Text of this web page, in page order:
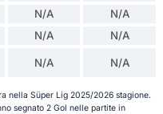
N/A N/A
N/A N/A
N/A N/A
nella Süper Lig 2025/2026 stagione.
segnato 2 Gol nelle partite in